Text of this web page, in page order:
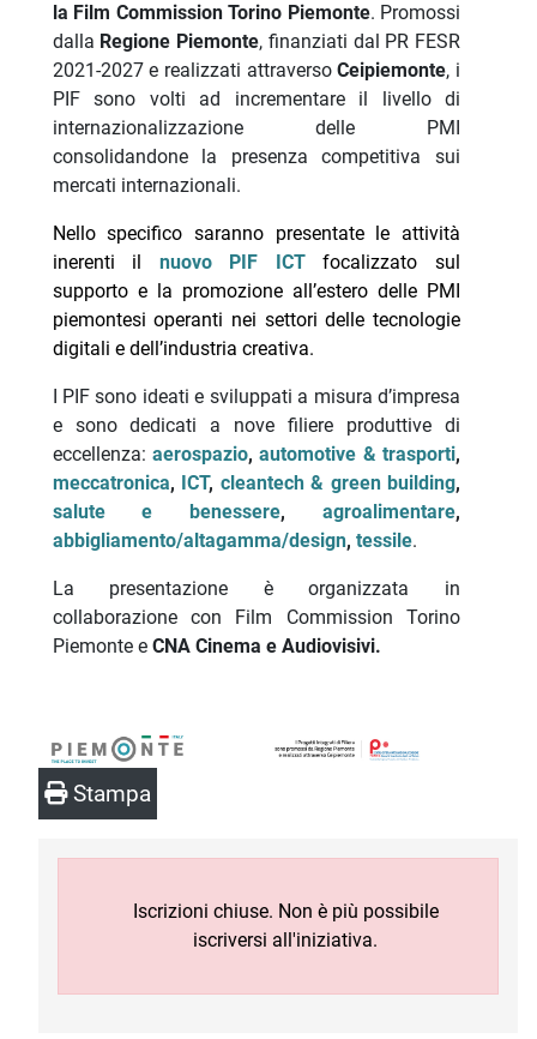
la Film Commission Torino Piemonte. Promossi
dalla Regione Piemonte, finanziati dal PR FESR
2021-2027 e realizzati attraversoCeipiemonte, i
PIF sono volti ad incrementare il livello di
internazionalizzazione delle PMI
consolidandone la presenza competitiva sui
mercati internazionali.
Nello specifico saranno presentate le attività
inerenti il nuovo PIF ICTfocalizzato sul
supporto e la promozione all’estero delle PMI
piemontesi operanti nei settori delle tecnologie
digitali e dell’industria creativa.
I PIF sono ideati e sviluppati a misura d’impresa
e sono dedicati a nove filiere produttive di
eccellenza: aerospazio,automotive & trasporti,
meccatronica, ICT, cleantech & green building,
salute e benessere,agroalimentare,
abbigliamento/altagamma/design, tessile.
La presentazione è organizzata in
collaborazione con Film Commission Torino
Piemonte e CNA Cinema e Audiovisivi.
Stampa
Iscrizioni chiuse. Non è più possibile
iscriversi all'iniziativa.